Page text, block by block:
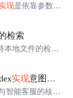
文件, Word
现是依靠参数dat
支持对很多格
检索
本地文件的检索
oracle数据库
索，包括txt、h
实现意图驱动的结构化检索
智能客服的核心